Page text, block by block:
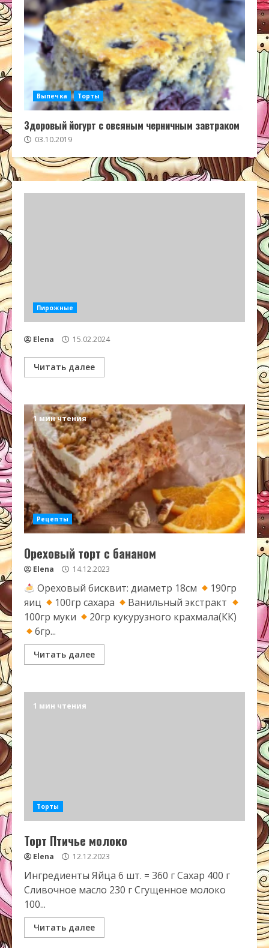
Выпечка Торты
Здоровый йогурт с овсяным черничным завтраком
03.10.2019
Пирожные
Elena 15.02.2024
Читать далее
1 мин чтения
Рецепты
Ореховый торт с бананом
Elena 14.12.2023
Ореховый бисквит: диаметр 18см
190гр
яиц
100гр сахара
Ванильный экстракт
100гр муки
20гр кукурузного крахмала(КК)
6гр...
Читать далее
1 мин чтения
Торты
Торт Птичье молоко
Elena 12.12.2023
Ингредиенты Яйца 6 шт. = 360 г Сахар 400 г
Сливочное масло 230 г Сгущенное молоко
100...
Читать далее